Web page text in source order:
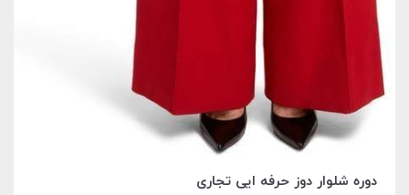
دوره شلوار دوز حرفه ایی تجاری